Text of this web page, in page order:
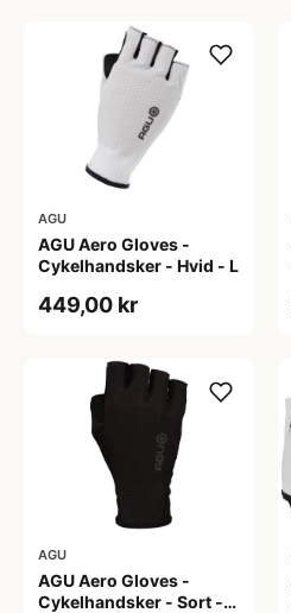
AGU
AGU Aero Gloves -
Cykelhandsker - Hvid - L
449,00 kr
AGU
AGU Aero Gloves -
Cykelhandsker - Sort -